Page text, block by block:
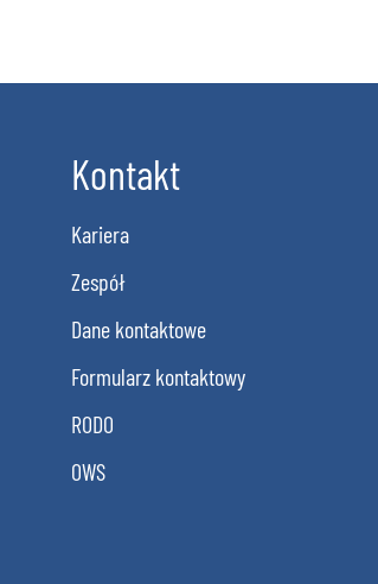
Kontakt
Kariera
Zespół
Dane kontaktowe
Formularz kontaktowy
RODO
OWS